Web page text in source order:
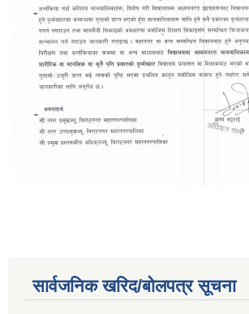
सार्वजनिक खरिद/बोलपत्र सूचना